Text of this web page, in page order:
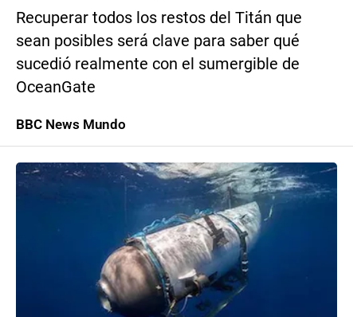
Recuperar todos los restos del Titán que
sean posibles será clave para saber qué
sucedió realmente con el sumergible de
OceanGate
BBC News Mundo